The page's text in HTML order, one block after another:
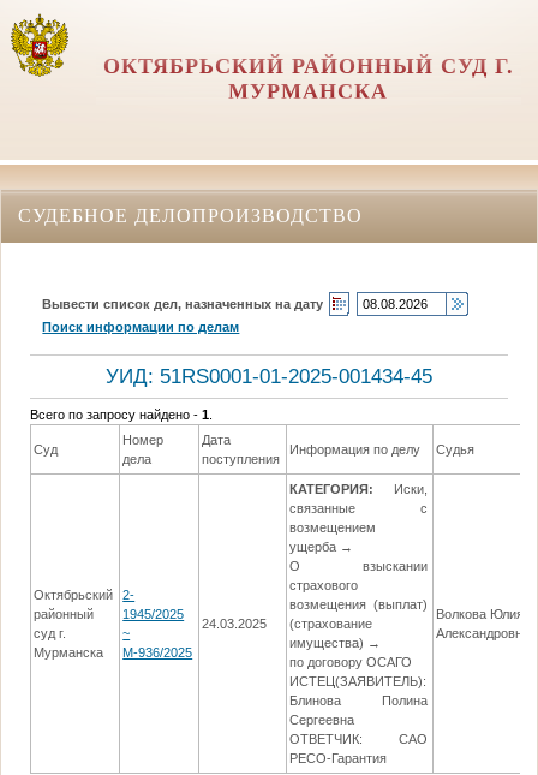
ОКТЯБРЬСКИЙ РАЙОННЫЙ СУД Г.
МУРМАНСКА
СУДЕБНОЕ ДЕЛОПРОИЗВОДСТВО
Вывести список дел, назначенных на дату
Поиск информации по делам
УИД: 51RS0001-01-2025-001434-45
Всего по запросу найдено -1
Суд
Номер
дела
Дата
поступления
Информация по делу Судья
Октябрьский
районный
суд г.
Мурманска
2-
1945/2025
~
М-936/2025
24.03.2025
КАТЕГОРИЯ:
Иски,
связанные с
возмещением
ущерба →
О взыскании
страхового
возмещения (выплат)
(страхование
имущества) →
по договору ОСАГО
ИСТЕЦ(ЗАЯВИТЕЛЬ):
Блинова Полина
Сергеевна
ОТВЕТЧИК: САО
РЕСО-Гарантия
Волкова Юлия
Александровна